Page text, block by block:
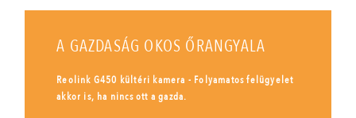
A GAZDASÁG OKOS ŐRANGYALA
Reolink G450 kültéri kamera - Folyamatos felügyelet
akkor is, ha nincs ott a gazda.